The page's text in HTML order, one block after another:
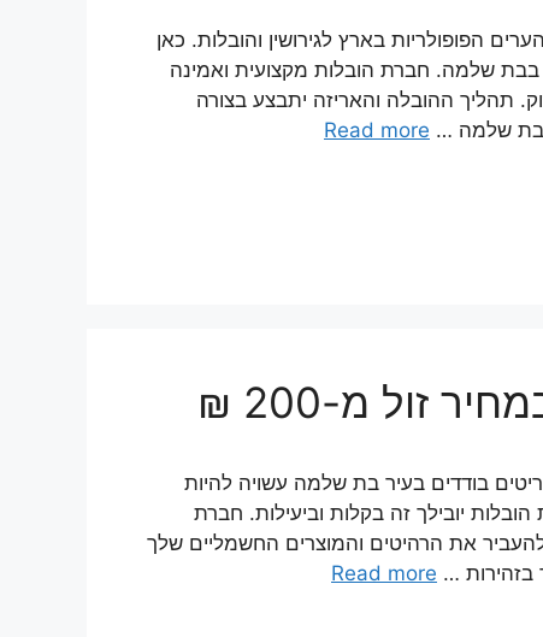
הפופולריות בארץ לגירושין והובלות. כאן
בבת שלמה. חברת הובלות מקצועית ואמינה
תהליך ההובלה והאריזה יתבצע בצורה
בת שלמה … Read more
זול מ-200 ₪
בודדים בעיר בת שלמה עשויה להיות
יובילך זה בקלות וביעילות. חברת
את הרהיטים והמוצרים החשמליים שלך
בזהירות … Read more